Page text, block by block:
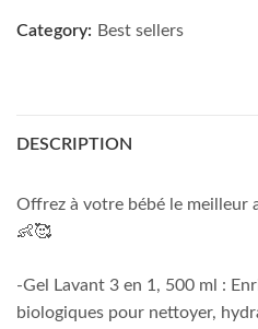
Category: Best sellers
DESCRIPTION
Offrez à votre bébé le meilleur
👶🥰
-Gel Lavant 3 en 1, 500 ml :
biologiques pour nettoyer,